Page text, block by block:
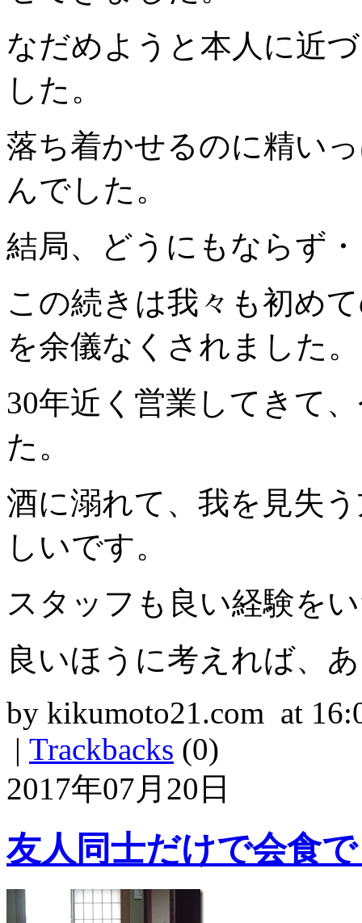
なだめようと本人に近
した。
落ち着かせるのに精い
んでした。
結局、どうにもならず
この続きは我々も初め
を余儀なくされました。
30年近く営業してきて
た。
酒に溺れて、我を見失
しいです。
スタッフも良い経験を
良いほうに考えれば、
by kikumoto21.com at
| Trackbacks (0)
2017年07月20日
友人同士だけで会食